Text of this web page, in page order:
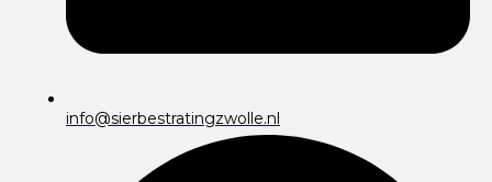
info@sierbestratingzwolle.nl